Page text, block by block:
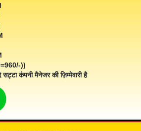
))
कंपनी मैनेजर की ज़िम्मेवारी है